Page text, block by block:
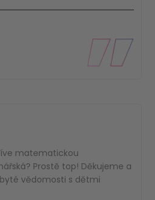
matematickou
Prostě top! Děkujeme a
vědomosti s dětmi